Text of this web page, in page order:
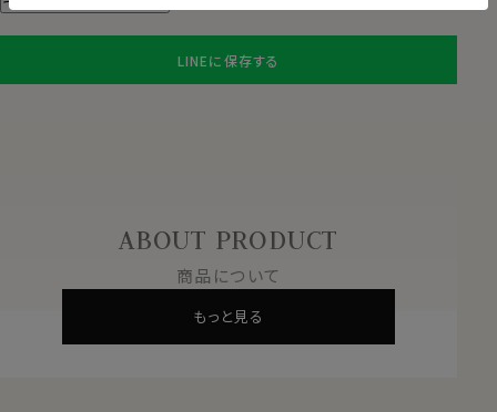
LINEに保存する
ABOUT PRODUCT
商品について
もっと見る